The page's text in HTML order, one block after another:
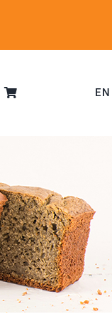
EN